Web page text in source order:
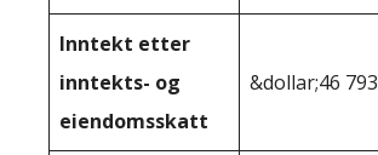
Inntekt etter
inntekts- og
eiendomsskatt
&dollar;46 793